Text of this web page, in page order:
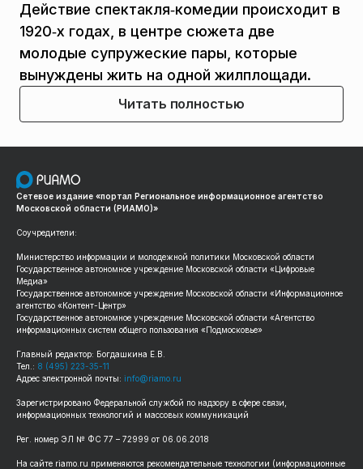
Действие спектакля‑комедии происходит в
1920‑х годах, в центре сюжета две
молодые супружеские пары, которые
вынуждены жить на одной жилплощади.
Читать полностью
Сетевое издание «портал Региональное информационное агентство
Московской области (РИАМО)»
Соучредители:
Министерство информации и молодежной политики Московской области
Государственное автономное учреждение Московской области «Цифровые
Медиа»
Государственное автономное учреждение Московской области «Информационное
агентство «Контент-Центр»
Государственное автономное учреждение Московской области «Агентство
информационных систем общего пользования «Подмосковье»
Главный редактор: Богдашкина Е.В.
Тел.: 8 (495) 223-35-11
Адрес электронной почты: info@riamo.ru
Зарегистрировано Федеральной службой по надзору в сфере связи,
информационных технологий и массовых коммуникаций
Рег. номер ЭЛ № ФС 77 – 72999 от 06.06.2018
На сайте riamo.ru применяются рекомендательные технологии (информационные